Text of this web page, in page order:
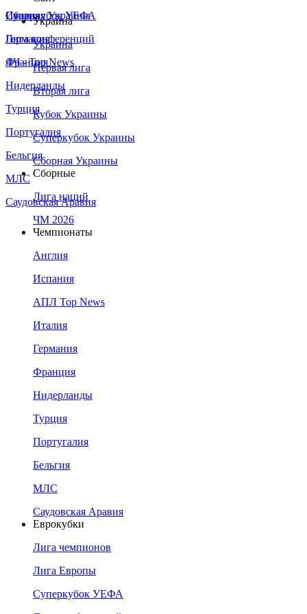
Сборная Украины
Италия
Германия
Франция
Нидерланды
Турция
Португалия
Бельгия
МЛС
Саудовская Аравия
Суперкубок УЕФА
Лига конференций
ЛЧ - Top News
Украина
Украина
Первая лига
Вторая лига
Кубок Украины
Суперкубок Украины
Сборная Украины
Сборные
Лига наций
ЧМ 2026
Чемпионаты
Англия
Испания
АПЛ Top News
Италия
Германия
Франция
Нидерланды
Турция
Португалия
Бельгия
МЛС
Саудовская Аравия
Еврокубки
Лига чемпионов
Лига Европы
Суперкубок УЕФА